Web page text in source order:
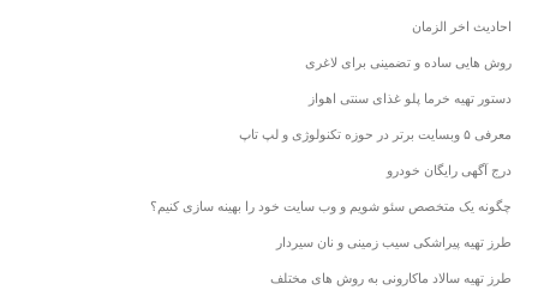
احادیث اخر الزمان
روش هایی ساده و تضمینی برای لاغری
دستور تهیه خرما پلو غذای سنتی اهواز
معرفی ۵ وبسایت برتر در حوزه تکنولوژی و لپ تاپ
درج آگهی رایگان خودرو
چگونه یک متخصص سئو شویم و وب سایت خود را بهینه سازی کنیم؟
طرز تهیه پیراشکی سیب زمینی و نان سیردار
طرز تهیه سالاد ماکارونی به روش های مختلف